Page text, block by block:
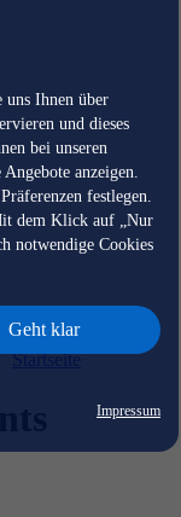
Ihnen über
und dieses
bei unseren
anzeigen.
festlegen.
dem Klick auf „Nur
notwendige Cookies
Geht klar
Impressum
Startseite